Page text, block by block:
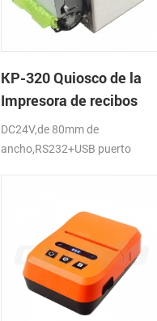
KP-320 Quiosco de la
Impresora de recibos
Térmica, con Cortador
Automático
DC24V,de 80mm de
ancho,RS232+USB puerto